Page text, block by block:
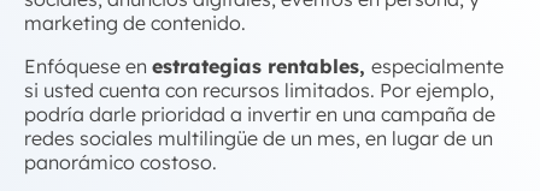
marketing de contenido.
Enfóquese en estrategias rentables, especialmente
si usted cuenta con recursos limitados. Por ejemplo,
podría darle prioridad a invertir en una campaña de
redes sociales multilingüe de un mes, en lugar de un
panorámico costoso.